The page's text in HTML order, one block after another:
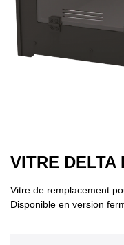
VITRE DELTA
Vitre de remplacement
Disponible en version